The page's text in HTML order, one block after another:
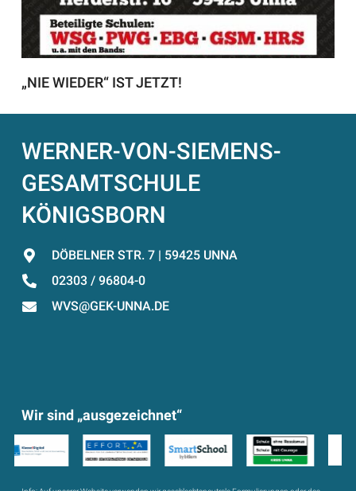
„NIE WIEDER“ IST JETZT!
WERNER-VON-SIEMENS-
GESAMTSCHULE
KÖNIGSBORN
DÖBELNER STR. 7 | 59425 UNNA
02303 / 96804-0
WVS@GEK-UNNA.DE
Wir sind „ausgezeichnet“